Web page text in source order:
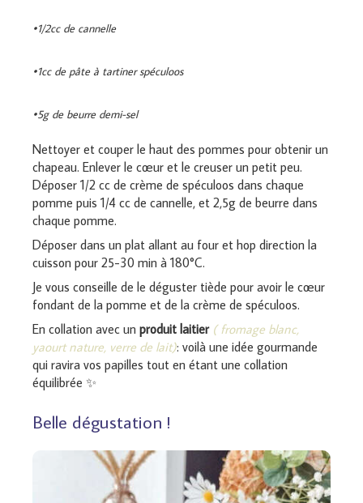
•1/2cc de cannelle
•1cc de pâte à tartiner spéculoos
•5g de beurre demi-sel
Nettoyer et couper le haut des pommes pour obtenir un
chapeau. Enlever le cœur et le creuser un petit peu.
Déposer 1/2 cc de crème de spéculoos dans chaque
pomme puis 1/4 cc de cannelle, et 2,5g de beurre dans
chaque pomme.
Déposer dans un plat allant au four et hop direction la
cuisson pour 25-30 min à 180°C.
Je vous conseille de le déguster tiède pour avoir le cœur
fondant de la pomme et de la crème de spéculoos.
En collation avec un produit laitier ( fromage blanc,
yaourt nature, verre de lait): voilà une idée gourmande
qui ravira vos papilles tout en étant une collation
équilibrée ✨
Belle dégustation !